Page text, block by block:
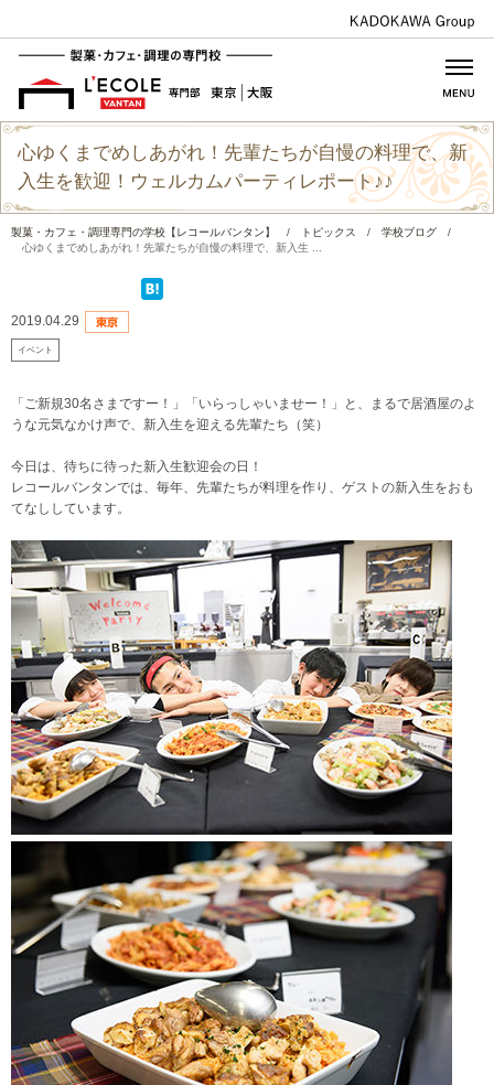
心ゆくまでめしあがれ！先輩たちが自慢の料理で、新
入生を歓迎！ウェルカムパーティレポート♪♪
製菓・カフェ・調理専門の学校【レコールバンタン】 / トピックス / 学校ブログ
/
心ゆくまでめしあがれ！先輩たちが自慢の料理で、新入生 ...
2019.04.29
イベント
「ご新規30名さまですー！」「いらっしゃいませー！」と、まるで居酒屋のよ
うな元気なかけ声で、新入生を迎える先輩たち（笑）
今日は、待ちに待った新入生歓迎会の日！
レコールバンタンでは、毎年、先輩たちが料理を作り、ゲストの新入生をおも
てなししています。